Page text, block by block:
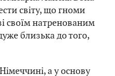
світу, що гноми
своїм натренованим
близька до того,
а у основу